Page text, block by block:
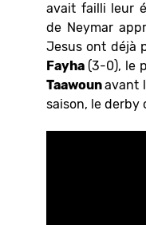
avait failli leur
de Neymar
Jesus ont déjà
Fayha (3-0), le
Taawounavant
saison, le derby